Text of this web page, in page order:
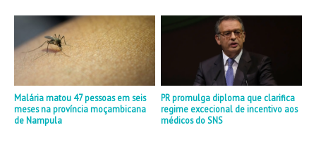
Malária matou 47 pessoas em seis
meses na província moçambicana
de Nampula
PR promulga diploma que clarifica
regime excecional de incentivo aos
médicos do SNS